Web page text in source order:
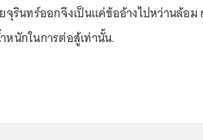
จุรินทร์ออกจึงเป็นแค่ข้ออ้างไปหว่านล้อ
หนักในการต่อสู้เท่านั้น.